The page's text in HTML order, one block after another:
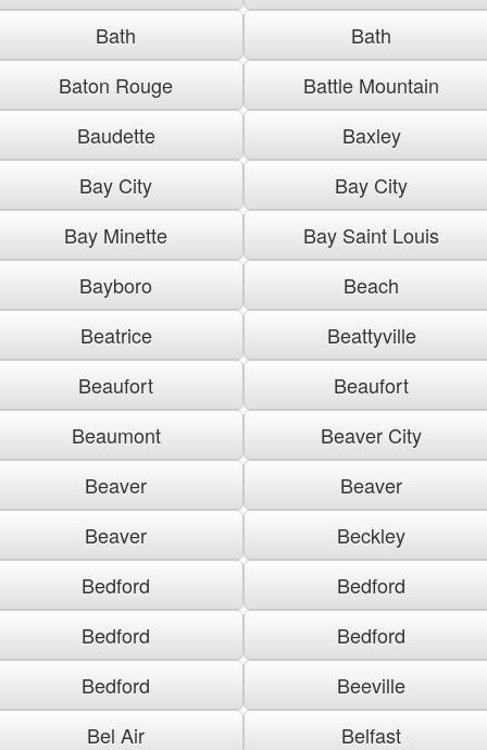
Bath
Bath
Baton Rouge
Battle Mountain
Baudette
Baxley
Bay City
Bay City
Bay Minette
Bay Saint Louis
Bayboro
Beach
Beatrice
Beattyville
Beaufort
Beaufort
Beaumont
Beaver City
Beaver
Beaver
Beaver
Beckley
Bedford
Bedford
Bedford
Bedford
Bedford
Beeville
Bel Air
Belfast